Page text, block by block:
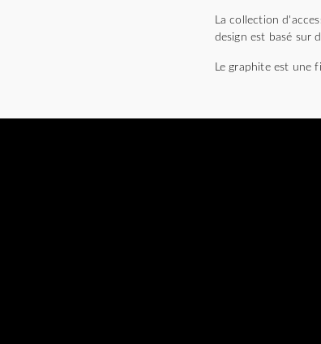
La collection
design est basé sur
Le graphite est une